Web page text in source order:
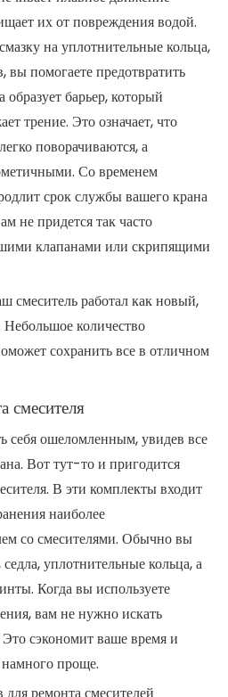
их от повреждения водой.
на уплотнительные кольца,
помогаете предотвратить
барьер, который
трение. Это означает, что
поворачиваются, а
Со временем
срок службы вашего крана
не придется так часто
клапанами или скрипящими
смеситель работал как новый,
количество
сохранить все в отличном
смесителя
себя ошеломленным, увидев все
Вот тут-то и пригодится
В эти комплекты входит
наиболее
со смесителями. Обычно вы
уплотнительные кольца, а
Когда вы используете
вам не нужно искать
сэкономит ваше время и
намного проще.